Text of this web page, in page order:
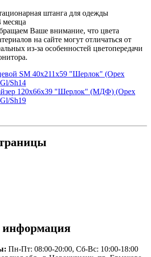
штанга для одежды
месяца
Ваше внимание, что цвета
на сайте могут отличаться от
из-за особенностей цветопередачи
SM 40x211x59 "Шерлок" (Орех
Sh14
120x66x39 "Шерлок" (МДФ) (Орех
Sh19
информация
Пн-Пт: 08:00-20:00, Сб-Вс: 10:00-18:00